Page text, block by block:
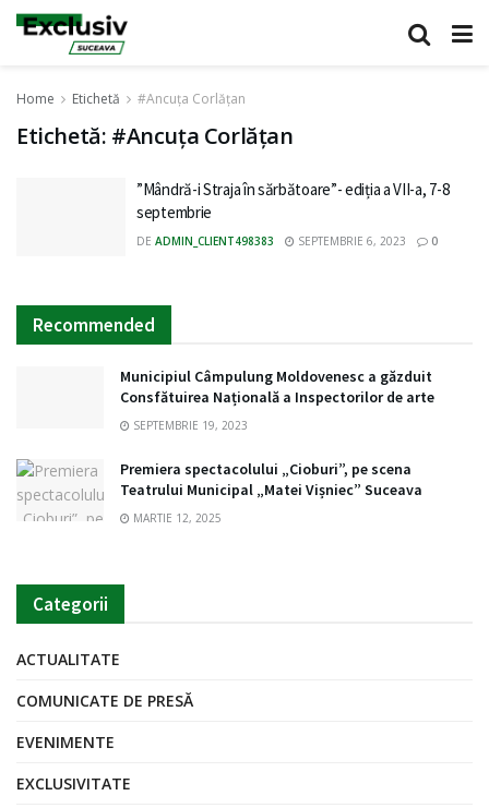
Home Etichetă #Ancuța Corlățan
Etichetă: #Ancuța Corlățan
”Mândră-i Straja în sărbătoare”- ediția a VII-a, 7-8
septembrie
DE ADMIN_CLIENT498383 SEPTEMBRIE 6, 2023 0
Recommended
Municipiul Câmpulung Moldovenesc a găzduit
Consfătuirea Națională a Inspectorilor de arte
SEPTEMBRIE 19, 2023
Premiera spectacolului „Cioburi”, pe scena
Teatrului Municipal „Matei Vișniec” Suceava
MARTIE 12, 2025
Categorii
ACTUALITATE
COMUNICATE DE PRESĂ
EVENIMENTE
EXCLUSIVITATE